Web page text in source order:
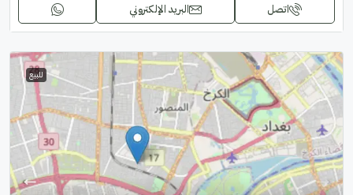
اتصل البريد الإلكتروني
للبيع